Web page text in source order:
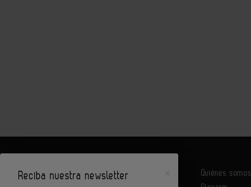
Quiénes somos
Reciba nuestra newsletter